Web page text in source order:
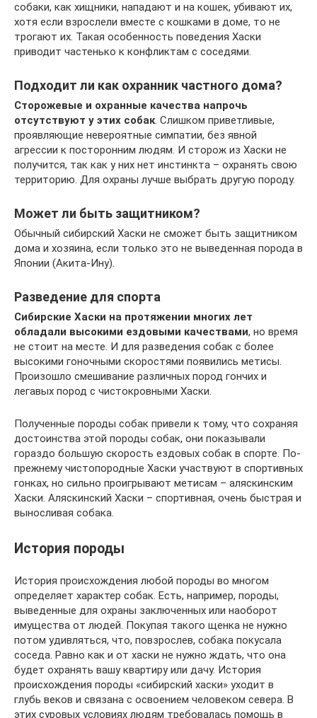
собаки, как хищники, нападают и на кошек, убивают их,
хотя если взрослели вместе с кошками в доме, то не
трогают их. Такая особенность поведения Хаски
приводит частенько к конфликтам с соседями.
Подходит ли как охранник частного дома?
Сторожевые и охранные качества напрочь
отсутствуют у этих собак. Слишком приветливые,
проявляющие невероятные симпатии, без явной
агрессии к посторонним людям. И сторож из Хаски не
получится, так как у них нет инстинкта – охранять свою
территорию. Для охраны лучше выбрать другую породу.
Может ли быть защитником?
Обычный сибирский Хаски не сможет быть защитником
дома и хозяина, если только это не выведенная порода в
Японии (Акита-Ину).
Разведение для спорта
Сибирские Хаски на протяжении многих лет
обладали высокими ездовыми качествами, но время
не стоит на месте. И для разведения собак с более
высокими гоночными скоростями появились метисы.
Произошло смешивание различных пород гончих и
легавых пород с чистокровными Хаски.
Полученные породы собак привели к тому, что сохраняя
достоинства этой породы собак, они показывали
гораздо большую скорость ездовых собак в спорте. По-
прежнему чистопородные Хаски участвуют в спортивных
гонках, но сильно проигрывают метисам – аляскинским
Хаски. Аляскинский Хаски – спортивная, очень быстрая и
выносливая собака.
История породы
История происхождения любой породы во многом
определяет характер собак. Есть, например, породы,
выведенные для охраны заключенных или наоборот
имущества от людей. Покупая такого щенка не нужно
потом удивляться, что, повзрослев, собака покусала
соседа. Равно как и от хаски не нужно ждать, что она
будет охранять вашу квартиру или дачу. История
происхождения породы «сибирский хаски» уходит в
глубь веков и связана с освоением человеком севера. В
этих суровых условиях людям требовалась помощь в